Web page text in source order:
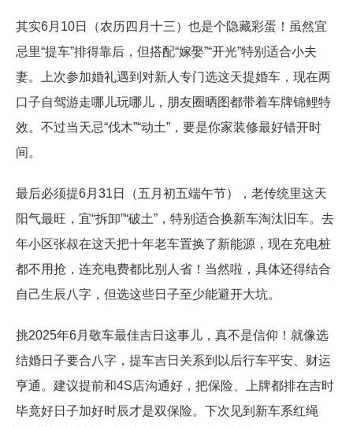
其实6月10日（农历四月十三）也是个隐藏彩蛋！虽然宜
忌里“提车”排得靠后，但搭配“嫁娶”“开光”特别适合小夫
妻。上次参加婚礼遇到对新人专门选这天提婚车，现在两
口子自驾游走哪儿玩哪儿，朋友圈晒图都带着车牌锦鲤特
效。不过当天忌“伐木”“动土”，要是你家装修最好错开时
间。
最后必须提6月31日（五月初五端午节），老传统里这天
阳气最旺，宜“拆卸”“破土”，特别适合换新车淘汰旧车。去
年小区张叔在这天把十年老车置换了新能源，现在充电桩
都不用抢，连充电费都比别人省！当然啦，具体还得结合
自己生辰八字，但选这些日子至少能避开大坑。
挑2025年6月敬车最佳吉日这事儿，真不是信仰！就像选
结婚日子要合八字，提车吉日关系到以后行车平安、财运
亨通。建议提前和4S店沟通好，把保险、上牌都排在吉时
毕竟好日子加好时辰才是双保险。下次见到新车系红绳